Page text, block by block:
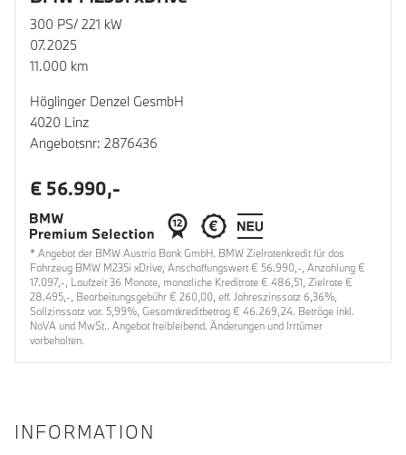
300 PS/ 221 kW
07.2025
11.000 km
Höglinger Denzel GesmbH
4020 Linz
Angebotsnr: 2876436
€ 56.990,-
* Angebot der BMW Austria Bank GmbH. BMW Zielratenkredit für das
Fahrzeug BMW M235i xDrive, Anschaffungswert € 56.990,-, Anzahlung €
17.097,-, Laufzeit 36 Monate, monatliche Kreditrate € 486,51, Zielrate €
28.495,-, Bearbeitungsgebühr € 260,00, eff. Jahreszinssatz 6,36%,
Sollzinssatz var. 5,99%, Gesamtkreditbetrag € 46.269,24. Beträge inkl.
NoVA und MwSt.. Angebot freibleibend. Änderungen und Irrtümer
vorbehalten.
INFORMATION